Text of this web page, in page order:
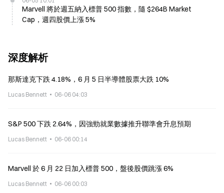
Marvell 將於週五納入標普 500 指數，隨 $264B Market
Cap，週四股價上漲 5%
深度解析
那斯達克下跌 4.18%，6 月 5 日半導體股票大跌 10%
Lucas Bennett 06-06 04:03
S&P 500 下跌 2.64%，因強勁就業數據推升聯準會升息預期
Lucas Bennett 06-06 00:14
Marvell 於 6 月 22 日加入標普 500，盤後股價跳漲 6%
Lucas Bennett 06-06 00:03